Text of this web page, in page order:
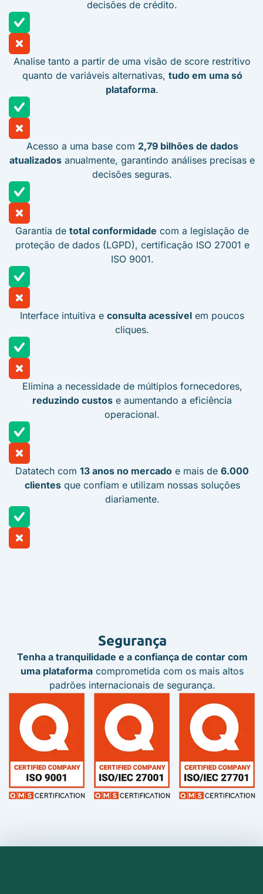
decisões de crédito.
Analise tanto a partir de uma visão de score restritivo
quanto de variáveis alternativas, tudo em uma só
plataforma.
Acesso a uma base com 2,79 bilhões de dados
atualizados anualmente, garantindo análises precisas e
decisões seguras.
Garantia de total conformidade com a legislação de
proteção de dados (LGPD), certificação ISO 27001 e
ISO 9001.
Interface intuitiva e consulta acessível em poucos
cliques.
Elimina a necessidade de múltiplos fornecedores,
reduzindo custos e aumentando a eficiência
operacional.
Datatech com 13 anos no mercado e mais de 6.000
clientesque confiam e utilizam nossas soluções
diariamente.
Segurança
Tenha a tranquilidade e a confiança de contar com
uma plataforma comprometida com os mais altos
padrões internacionais de segurança.